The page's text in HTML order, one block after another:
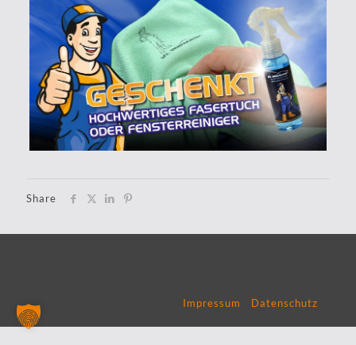
Share
Impressum
Datenschutz